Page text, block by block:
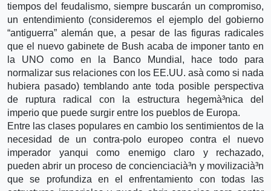
tiempos del feudalismo, siempre buscarán un compromiso,
un entendimiento (consideremos el ejemplo del gobierno
“antiguerra” alemán que, a pesar de las figuras radicales
que el nuevo gabinete de Bush acaba de imponer tanto en
la UNO como en la Banco Mundial, hace todo para
normalizar sus relaciones con los EE.UU. asà­ como si nada
hubiera pasado) temblando ante toda posible perspectiva
de ruptura radical con la estructura hegemà³nica del
imperio que puede surgir entre los pueblos de Europa.
Entre las clases populares en cambio los sentimientos de la
necesidad de un contra-polo europeo contra el nuevo
imperador yanqui como enemigo claro y rechazado,
pueden abrir un proceso de concienciacià³n y movilizacià³n
que se profundiza en el enfrentamiento con todas las